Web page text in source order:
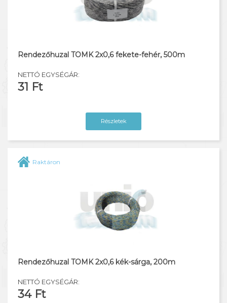
Rendezőhuzal TOMK 2x0,6 fekete-fehér, 500m
NETTÓ EGYSÉGÁR:
31 Ft
Részletek
Raktáron
Rendezőhuzal TOMK 2x0,6 kék-sárga, 200m
NETTÓ EGYSÉGÁR:
34 Ft